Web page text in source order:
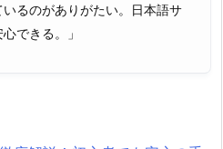
いるのがありがたい。日本語サ
できる。」